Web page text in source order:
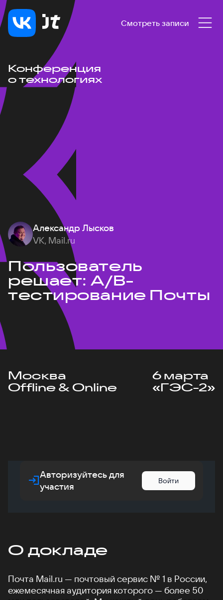
Смотреть записи
Конференция
о технологиях
Александр Лысков
VK, Mail.ru
Пользователь
решает: A/B-
тестирование Почты
Москва
Offline & Online
6 марта
«ГЭС-2»
Авторизуйтесь для
участия
Войти
О докладе
Почта Mail.ru — почтовый сервис № 1 в России,
ежемесячная аудитория которого — более 50